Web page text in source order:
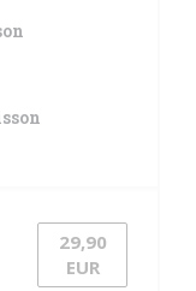
29,90
EUR